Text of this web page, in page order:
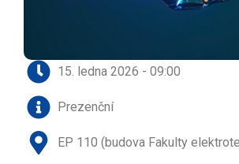
15. ledna 2026 - 09:00
Prezenční
EP 110 (budova Fakulty